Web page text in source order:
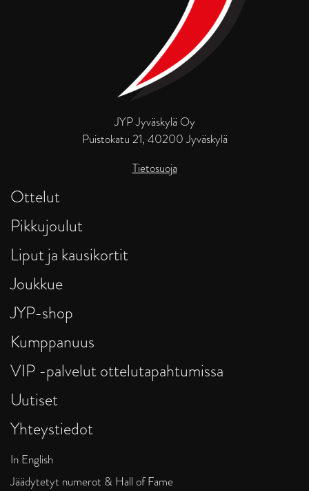
JYP Jyväskylä Oy
Puistokatu 21, 40200 Jyväskylä
Tietosuoja
Ottelut
Pikkujoulut
Liput ja kausikortit
Joukkue
JYP-shop
Kumppanuus
VIP -palvelut ottelutapahtumissa
Uutiset
Yhteystiedot
In English
Jäädytetyt numerot & Hall of Fame